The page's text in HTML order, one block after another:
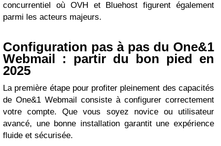
concurrentiel où OVH et Bluehost figurent également
parmi les acteurs majeurs.
Configuration pas à pas du One&1
Webmail : partir du bon pied en
2025
La première étape pour profiter pleinement des capacités
de One&1 Webmail consiste à configurer correctement
votre compte. Que vous soyez novice ou utilisateur
avancé, une bonne installation garantit une expérience
fluide et sécurisée.